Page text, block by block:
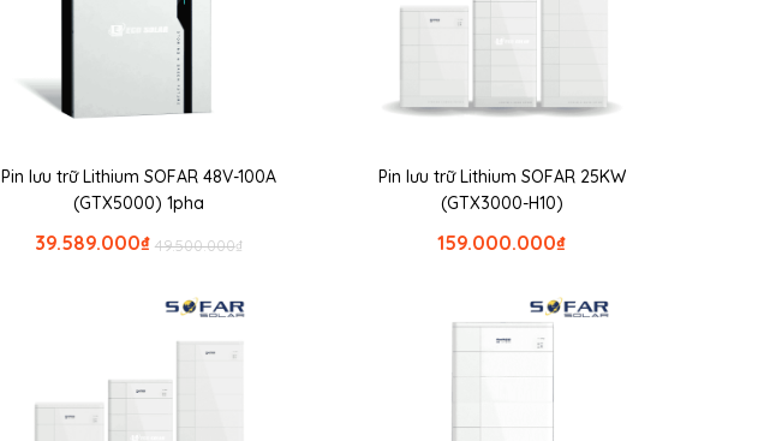
Pin lưu trữ Lithium SOFAR 48V-100A
(GTX5000) 1pha
₫
49.500.000
₫
39.589.000
Pin lưu trữ Lithium SOFAR 25KW
(GTX3000-H10)
₫
159.000.000